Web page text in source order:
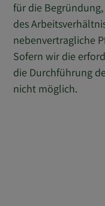
für die
des
nebenvertragliche
Sofern wir die
die Durchführung
nicht möglich.